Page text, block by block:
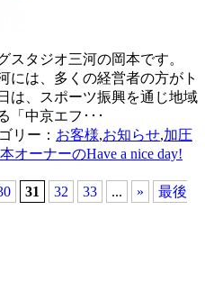
スタジオ三河の岡本です。
には、多くの経営者の方がト
は、スポーツ振興を通じ地域
「中京エフ･･･
リー： お客様,お知らせ,加圧
オーナーのHave a nice day!
31 32 33 ... »
最後